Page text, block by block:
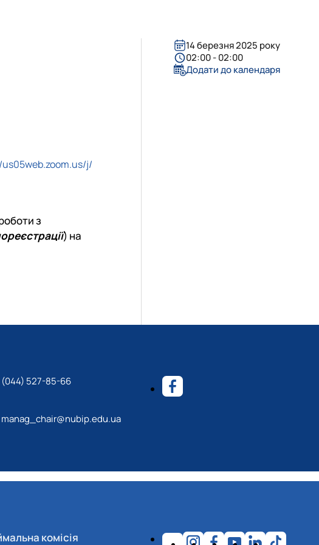
«Управління соціально-економічними системами»
j/
з
) на
14 березня 2025 року
02:00 - 02:00
Додати до календаря
(044) 527-85-66
manag_chair@nubip.edu.ua
комісія